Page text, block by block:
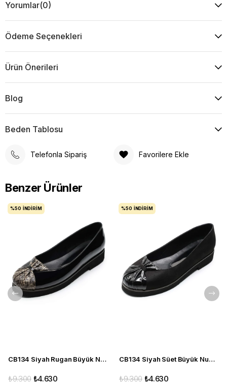
Yorumlar(0)
Ödeme Seçenekleri
Ürün Önerileri
Blog
Beden Tablosu
Telefonla Sipariş Favorilere Ekle
Benzer Ürünler
CB134 Siyah Rugan Büyük Numara yazlık kadın babet ayakkabı
₺4.630
₺9.300
%50 İNDIRIM
CB134 Siyah Süet Büyük Numara yazlık kadın babet ayakkabı
₺4.630
₺9.300
%50 İNDIRIM